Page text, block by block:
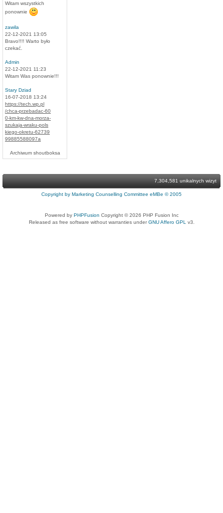
Witam wszystkich
ponownie
zawila
22-12-2021 13:05
Bravo!!!! Warto było
czekać.
Admin
22-12-2021 11:23
Witam Was ponownie!!!
Stary Dziad
16-07-2018 13:24
https://tech.wp.pl
/chca-przebadac-60
0-km-kw-dna-morza-
szukaja-wraku-pols
kiego-okretu-62739
99885588097a
Archiwum shoutboksa
7,304,581 unikalnych wizyt
Copyright by Marketing Counselling Committee eMBe © 2005
Powered by PHPFusion Copyright © 2026 PHP Fusion Inc
Released as free software without warranties underGNU Affero GPL v3.